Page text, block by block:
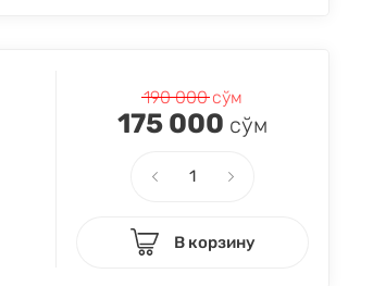
190 000сўм
175 000 сўм
В корзину